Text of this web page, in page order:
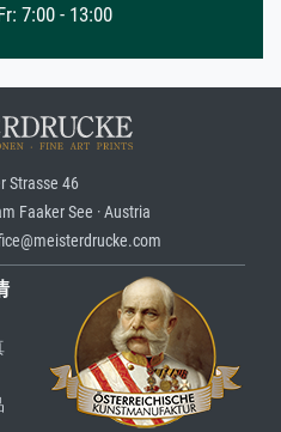
7:00 - 13:00
Strasse 46
Faaker See · Austria